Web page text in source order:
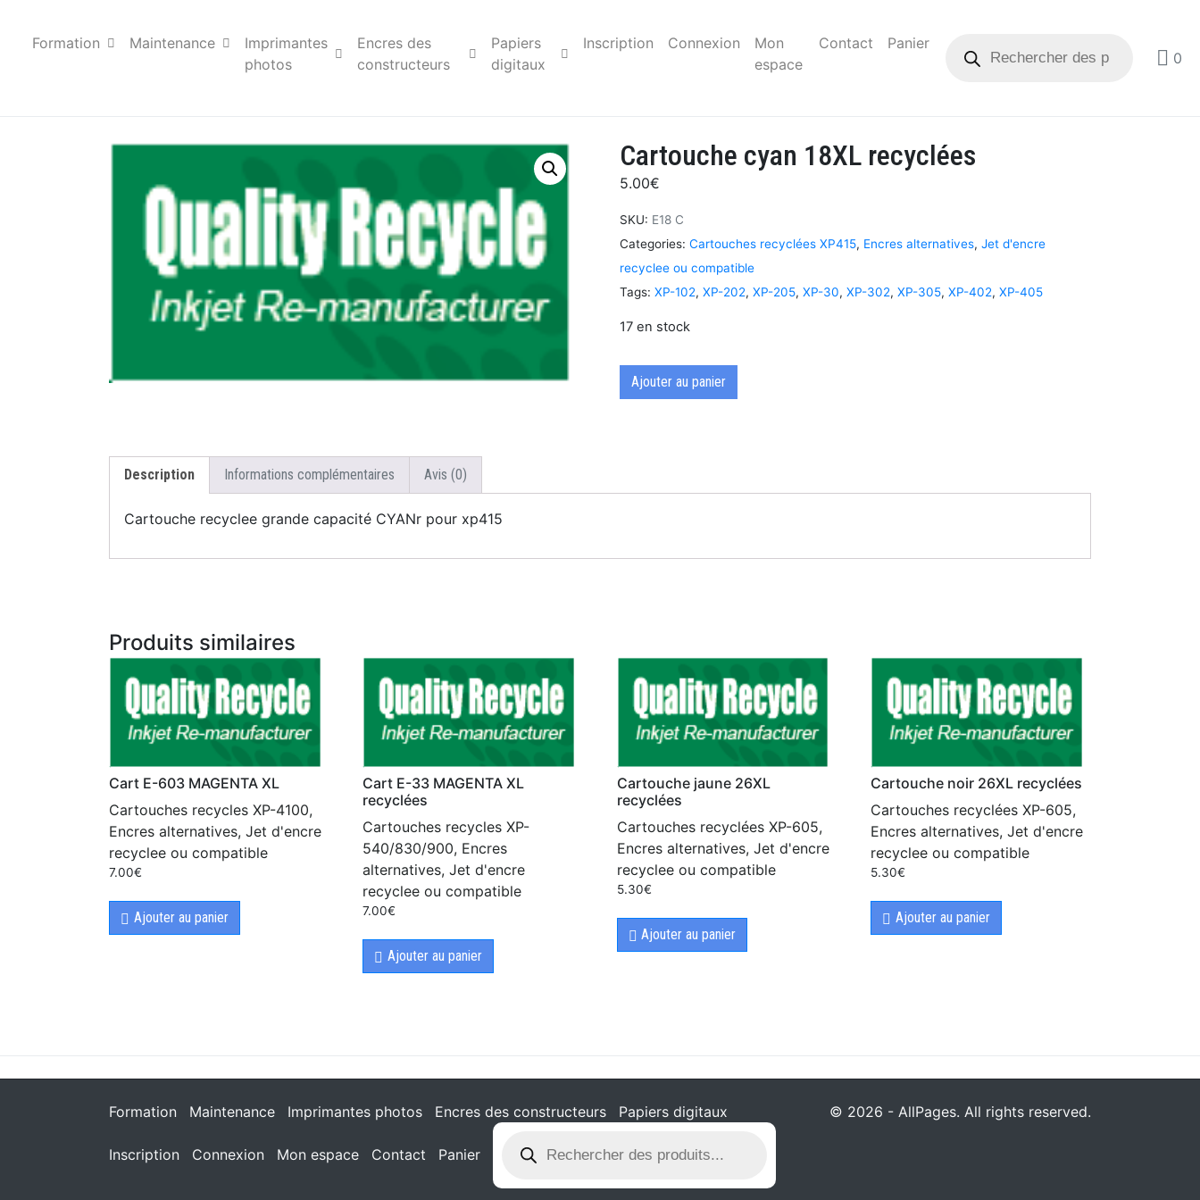
Formation Maintenance
Imprimantes
photos
Encres des
constructeurs
Papiers
digitaux
Inscription Connexion
Mon
espace
Contact
Panier
0
Cartouche cyan 18XL recyclées
5.00€
SKU: E18 C
Categories: Cartouches recyclées XP415, Encres alternatives, Jet d'encre
recyclee ou compatible
Tags: XP-102, XP-202, XP-205, XP-30, XP-302, XP-305, XP-402, XP-405
17 en stock
Ajouter au panier
Description Informations complémentaires Avis (0)
Cartouche recyclee grande capacité CYANr pour xp415
Produits similaires
Cart E-603 MAGENTA XL
Cartouches recycles XP-4100,
Encres alternatives, Jet d'encre
recyclee ou compatible
7.00€
Ajouter au panier
Cart E-33 MAGENTA XL
recyclées
Cartouches recycles XP-
540/830/900, Encres
alternatives, Jet d'encre
recyclee ou compatible
7.00€
Ajouter au panier
Cartouche jaune 26XL
recyclées
Cartouches recyclées XP-605,
Encres alternatives, Jet d'encre
recyclee ou compatible
5.30€
Ajouter au panier
Cartouche noir 26XL recyclées
Cartouches recyclées XP-605,
Encres alternatives, Jet d'encre
recyclee ou compatible
5.30€
Ajouter au panier
Formation Maintenance Imprimantes photos Encres des constructeurs Papiers digitaux
Inscription Connexion Mon espace Contact Panier
© 2026 - AllPages. All rights reserved.